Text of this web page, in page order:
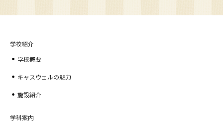
学校紹介
学校概要
キャスウェルの魅力
施設紹介
学科案内